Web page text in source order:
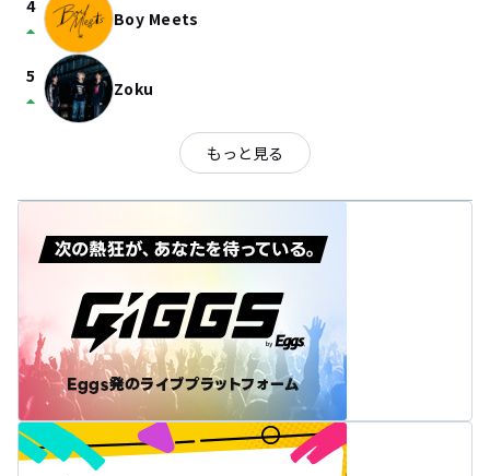
4
arrow_drop_up Boy Meets
5
arrow_drop_up Zoku
もっと見る